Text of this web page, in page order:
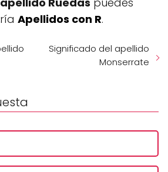
Apellidos con R.
Significado del apellido
Monserrate